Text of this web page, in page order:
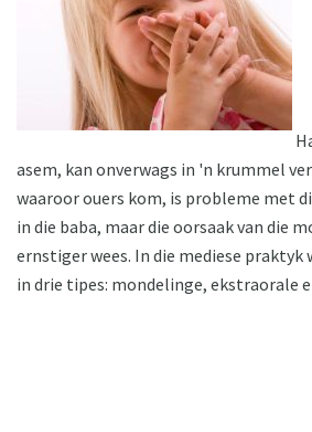
asem, kan onverwags in 'n krummel
waaroor ouers kom, is probleme met
in die baba, maar die oorsaak van die
ernstiger wees. In die mediese praktyk
in drie tipes: mondelinge, ekstraorale